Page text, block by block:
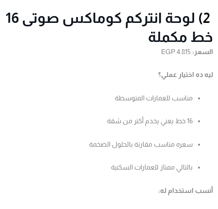
لوحة انتركم كوماكس صوتى 16
خط مكملة
السعر:
ليه ده اختيار عملي؟
مناسب للعمارات المتوسطة
16 خط يعني يخدم أكتر من شقة
سعره مناسب مقارنة بالحلول الضخمة
بالتالي ممتاز للعمارات السكنية
أنسب استخدام له: